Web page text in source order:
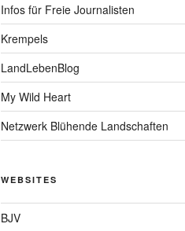
Infos für Freie Journalisten
Krempels
LandLebenBlog
My Wild Heart
Netzwerk Blühende Landschaften
WEBSITES
BJV